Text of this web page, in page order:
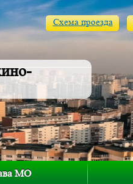
Схема проезда
МО